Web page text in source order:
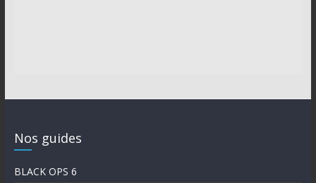
Nos guides
BLACK OPS 6